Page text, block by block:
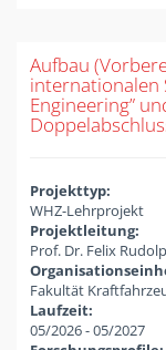
Aufbau
internationalen
Engineering”
Projekttyp:
WHZ-Lehrprojekt
Projektleitung:
Prof. Dr. Felix
Fakultät
Laufzeit:
05/2026-05/2027